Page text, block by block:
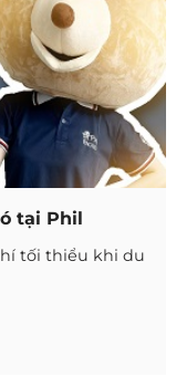
tại Phil
tối thiểu khi du